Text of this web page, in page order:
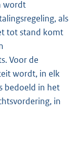
wordt
als
tot stand komt
Voor de
wordt, in elk
bedoeld in het
in